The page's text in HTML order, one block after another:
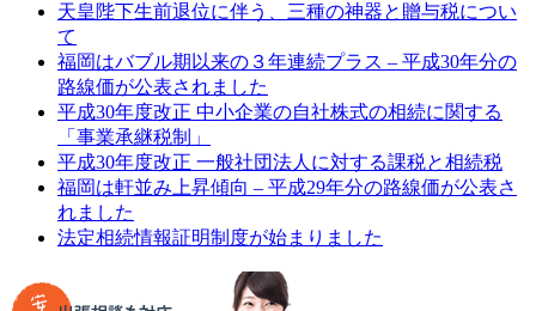
天皇陛下生前退位に伴う、三種の神器と贈与税につい
て
福岡はバブル期以来の３年連続プラス – 平成30年分の
路線価が公表されました
平成30年度改正 中小企業の自社株式の相続に関する
「事業承継税制」
平成30年度改正 一般社団法人に対する課税と相続税
福岡は軒並み上昇傾向 – 平成29年分の路線価が公表さ
れました
法定相続情報証明制度が始まりました